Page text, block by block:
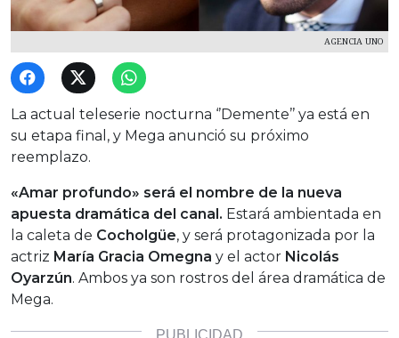
AGENCIA UNO
La actual teleserie nocturna ‘’Demente’’ ya está en
su etapa final, y Mega anunció su próximo
reemplazo.
«Amar profundo» será el nombre de la nueva
apuesta dramática del canal. Estará ambientada en
la caleta de Cocholgüe, y será protagonizada por la
actriz María Gracia Omegna y el actor Nicolás
Oyarzún. Ambos ya son rostros del área dramática de
Mega.